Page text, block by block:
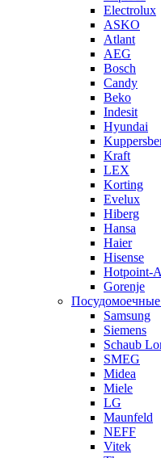
Electrolux
ASKO
Atlant
AEG
Bosch
Candy
Beko
Indesit
Hyundai
Kraft
LEX
Korting
Evelux
Hiberg
Hansa
Haier
Hisense
Hotpoint-
Gorenje
Samsung
Siemens
Schaub
SMEG
Midea
Miele
LG
Maunfeld
NEFF
Vitek